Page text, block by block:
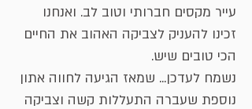
עייר מקסים חברותי וטוב לב. ואנחנו
זכינו להעניק לצביקה האהוב את החיים
הכי טובים שיש.
נשמח לעדכן... שמאז הגיעה לחווה אתון
נוספת שעברה התעללות קשה וצביקה